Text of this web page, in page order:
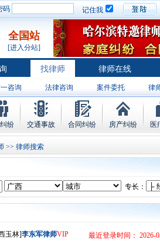
码 记住我
全国站
[进入分站]
找律师 律师在线
咨询 法律咨询 案件委托 律
纷 交通事故 合同纠纷 房产纠纷 医
>> 律师搜索
专长：
玉林]李东军律师VIP
最近登录时间： 2026-